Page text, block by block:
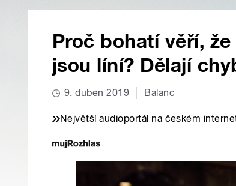
Proč bohatí věří,
jsou líní? Dělají
9. duben 2019 Balanc
Největší audioportál na českém